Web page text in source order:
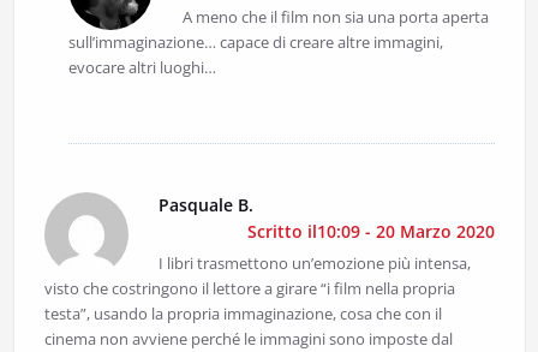
A meno che il film non sia una porta aperta
sull’immaginazione… capace di creare altre immagini,
evocare altri luoghi…
Pasquale B.
Scritto il10:09 - 20 Marzo 2020
I libri trasmettono un’emozione più intensa,
visto che costringono il lettore a girare “i film nella propria
testa”, usando la propria immaginazione, cosa che con il
cinema non avviene perché le immagini sono imposte dal